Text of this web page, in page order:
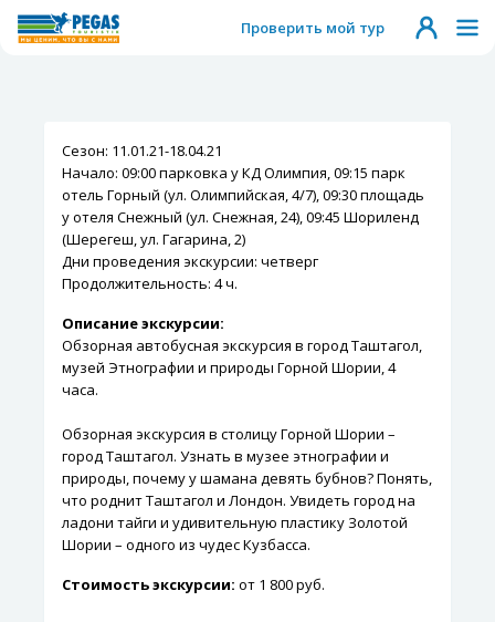
Проверить мой тур
Сезон: 11.01.21-18.04.21
Начало: 09:00 парковка у КД Олимпия, 09:15 парк
отель Горный (ул. Олимпийская, 4/7), 09:30 площадь
у отеля Снежный (ул. Снежная, 24), 09:45 Шориленд
(Шерегеш, ул. Гагарина, 2)
Дни проведения экскурсии: четверг
Продолжительность: 4 ч.
Описание экскурсии:
Обзорная автобусная экскурсия в город Таштагол,
музей Этнографии и природы Горной Шории, 4
часа.
Обзорная экскурсия в столицу Горной Шории –
город Таштагол. Узнать в музее этнографии и
природы, почему у шамана девять бубнов? Понять,
что роднит Таштагол и Лондон. Увидеть город на
ладони тайги и удивительную пластику Золотой
Шории – одного из чудес Кузбасса.
Стоимость экскурсии: от 1 800 руб.